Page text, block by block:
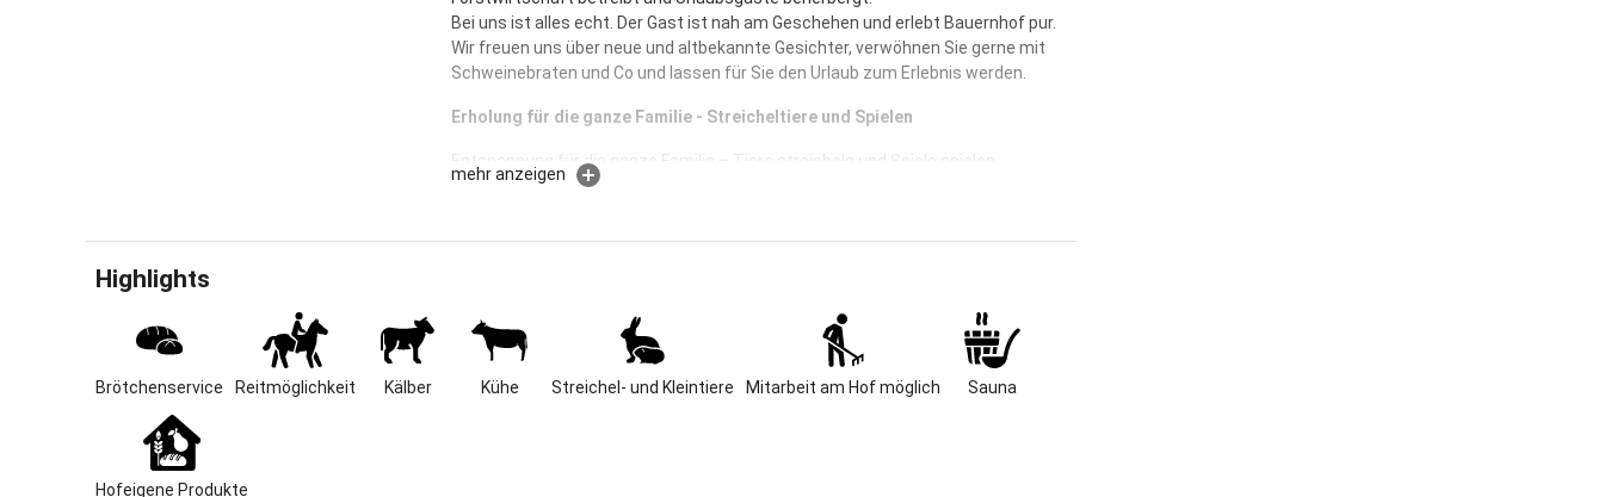
Bei uns ist alles echt. Der Gast ist nah am Geschehen und erlebt Bauernhof pur.
Wir freuen uns über neue und altbekannte Gesichter, verwöhnen Sie gerne mit
Schweinebraten und Co und lassen für Sie den Urlaub zum Erlebnis werden.
Erholung für die ganze Familie - Streicheltiere und Spielen
Entspannung für die ganze Familie – Tiere streicheln und Spiele spielen
erkunden. Viele Streicheltiere machen vor allem für die Kinder den Urlaub zu
einem unvergesslichen Erlebnis.In der großzügigen Spielscheune können sich
die Kinder bei jedem Wetter gut beschäftigen
mehr anzeigen
Highlights
Brötchenservice Reitmöglichkeit Kälber Kühe Streichel- und Kleintiere Mitarbeit am Hof möglich Sauna
Hofeigene Produkte